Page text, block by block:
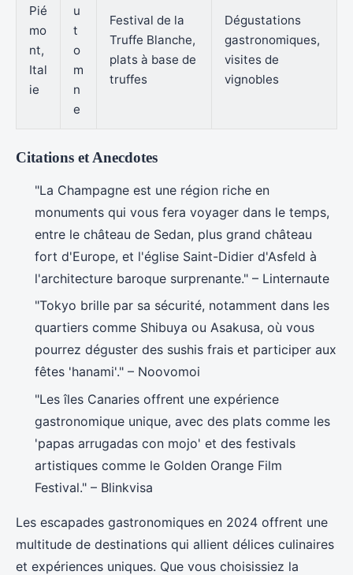
Pié
mo
nt,
Ital
ie
u
t
o
m
n
e
Festival de la
Truffe Blanche,
plats à base de
truffes
Dégustations
gastronomiques,
visites de
vignobles
Citations et Anecdotes
"La Champagne est une région riche en
monuments qui vous fera voyager dans le temps,
entre le château de Sedan, plus grand château
fort d'Europe, et l'église Saint-Didier d'Asfeld à
l'architecture baroque surprenante." – Linternaute
"Tokyo brille par sa sécurité, notamment dans les
quartiers comme Shibuya ou Asakusa, où vous
pourrez déguster des sushis frais et participer aux
fêtes 'hanami'." – Noovomoi
"Les îles Canaries offrent une expérience
gastronomique unique, avec des plats comme les
'papas arrugadas con mojo' et des festivals
artistiques comme le Golden Orange Film
Festival." – Blinkvisa
Les escapades gastronomiques en 2024 offrent une
multitude de destinations qui allient délices culinaires
et expériences uniques. Que vous choisissiez la